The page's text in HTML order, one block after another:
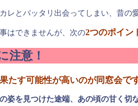
レとバッタリ出会ってしまい、昔の
はできませんが、次の2つのポイン
注意！
たす可能性が高いのが同窓会で
姿を見つけた途端、あの頃の甘く切